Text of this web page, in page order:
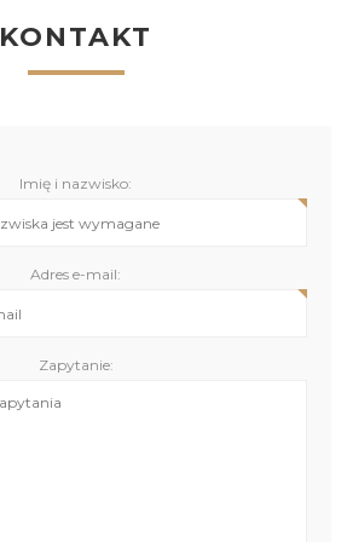
KONTAKT
Imię i nazwisko:
Adres e-mail:
Zapytanie: